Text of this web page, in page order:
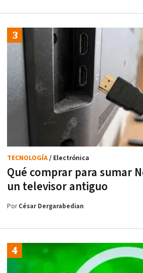
Qué comprar para sumar
un televisor antiguo
TECNOLOGÍA/ Electrónica
PorCésar Dergarabedian